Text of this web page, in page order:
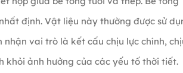
định. Vật liệu này thường được sử
vai trò là kết cấu chịu lực chính,
khỏi ảnh hưởng của các yếu tố thời tiết.